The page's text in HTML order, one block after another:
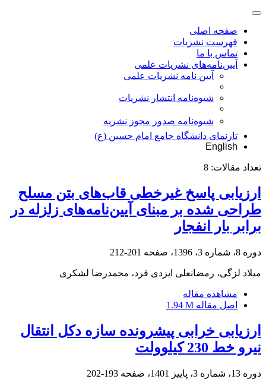
صفحه اصلی
فهرست نشریات
تماس با ما
آیین‌نامه‌های نشریات علمی
آیین نامه نشریات علمی
شیوه‌نامه انتشار نشریات
شیوهنامه صدور مجوز نشریه
تارنمای دانشگاه جامع امام حسین (ع)
English
تعداد مقالات: 8
ارزیابی پاسخ غیرخطی قاب‌های بتن مسلح
طراحی شده بر مبنای آیین‌نامه‌های زلزله در
برابر بار انفجار
دوره 8، شماره 3، 1396، صفحه 201-212
میلاد لزگی، رمضانعلی ایزدی فرد، محمدرضا لشکری
مشاهده مقاله
اصل مقاله 1.94 M
ارزیابی خرابی پیشرونده سازه دکل انتقال
نیرو خط 230 کیلوولت
دوره 13، شماره 3، پاییز 1401، صفحه 193-202